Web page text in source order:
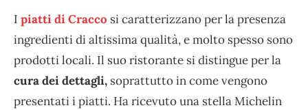
I piatti di Cracco si caratterizzano per la presenza
ingredienti di altissima qualità, e molto spesso sono
prodotti locali. Il suo ristorante si distingue per la
cura dei dettagli, soprattutto in come vengono
presentati i piatti. Ha ricevuto una stella Michelin